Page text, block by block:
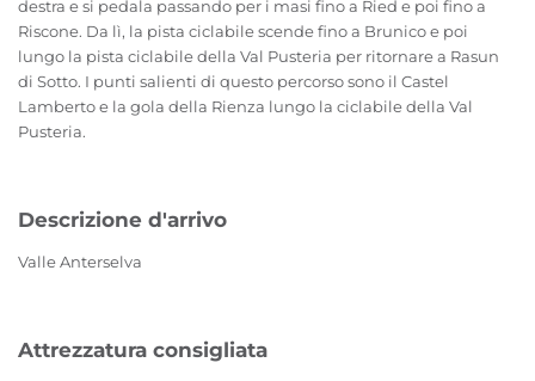
destra e si pedala passando per i masi fino a Ried e poi fino a
Riscone. Da lì, la pista ciclabile scende fino a Brunico e poi
lungo la pista ciclabile della Val Pusteria per ritornare a Rasun
di Sotto. I punti salienti di questo percorso sono il Castel
Lamberto e la gola della Rienza lungo la ciclabile della Val
Pusteria.
Descrizione d'arrivo
Valle Anterselva
Attrezzatura consigliata